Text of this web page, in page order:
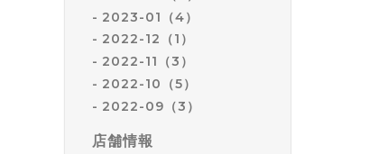
2023-01（4）
2022-12（1）
2022-11（3）
2022-10（5）
2022-09（3）
店舗情報